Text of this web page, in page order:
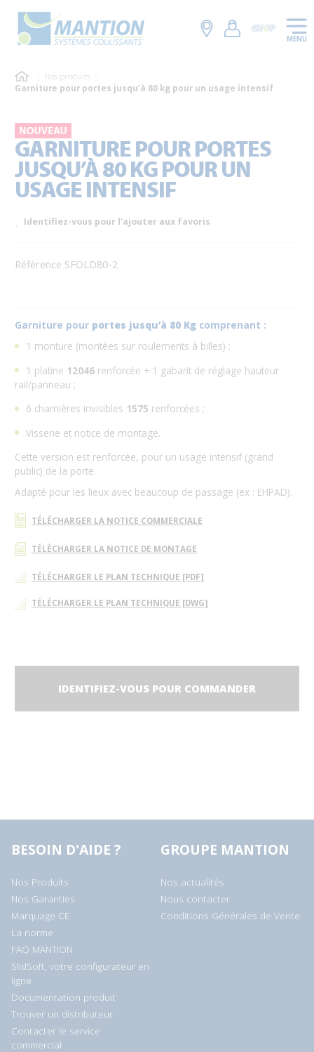
MENU
Nos produits
Garniture pour portes jusqu’à 80 kg pour un usage intensif
GARNITURE POUR PORTES
JUSQU’À 80 KG POUR UN
USAGE INTENSIF
Identifiez-vous pour l'ajouter aux favoris
Référence SFOLD80-2
Garniture pour portes jusqu’à 80 Kgcomprenant :
1 monture (montées sur roulements à billes) ;
1 platine 12046 renforcée + 1 gabarit de réglage hauteur
rail/panneau ;
6 charnières invisibles 1575 renforcées ;
Visserie et notice de montage.
Cette version est renforcée, pour un usage intensif (grand
public) de la porte.
Adapté pour les lieux avec beaucoup de passage (ex : EHPAD).
TÉLÉCHARGER LA NOTICE COMMERCIALE
TÉLÉCHARGER LA NOTICE DE MONTAGE
TÉLÉCHARGER LE PLAN TECHNIQUE [PDF]
TÉLÉCHARGER LE PLAN TECHNIQUE [DWG]
IDENTIFIEZ-VOUS POUR COMMANDER
BESOIN D'AIDE ?
Nos Produits
Nos Garanties
Marquage CE
La norme
FAQ MANTION
SlidSoft, votre configurateur en
ligne
Documentation produit
Trouver un distributeur
Contacter le service
commercial
GROUPE MANTION
Nos actualités
Nous contacter
Conditions Générales de Vente